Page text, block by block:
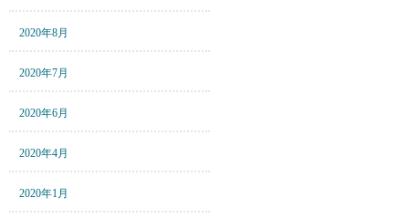
2020年8月
2020年7月
2020年6月
2020年4月
2020年1月